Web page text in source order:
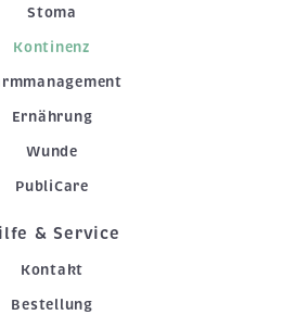
Stoma
Kontinenz
Ernährung
Wunde
PubliCare
& Service
Kontakt
Bestellung